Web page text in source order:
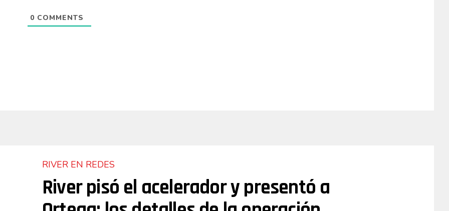
0 COMMENTS
RIVER EN REDES
River pisó el acelerador y presentó a